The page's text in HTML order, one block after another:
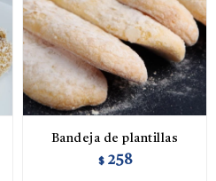
Bandeja de plantillas
$ 258